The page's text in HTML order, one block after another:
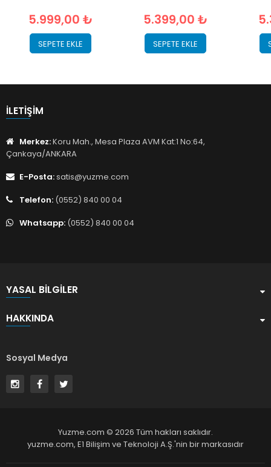
5.999,00 ₺
SEPETE EKLE
5.399,00 ₺
SEPETE EKLE
İLETIŞIM
Merkez:Koru Mah., Mesa Plaza AVM Kat:1 No:64,
Çankaya/ANKARA
E-Posta:satis@yuzme.com
Telefon: (0552) 840 00 04
Whatsapp: (0552) 840 00 04
YASAL BILGILER
HAKKINDA
Sosyal Medya
Yuzme.com © 2026 Tüm hakları saklıdır.
yuzme.com, E1 Bilişim ve Teknoloji A.Ş.'nin bir markasıdır